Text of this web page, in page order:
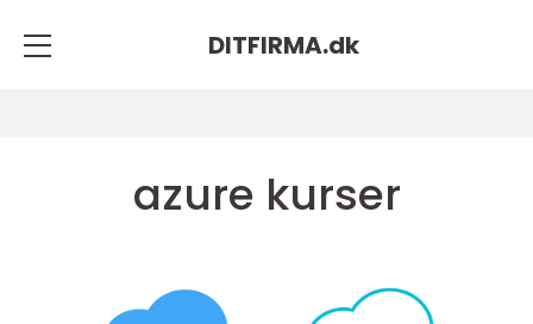
DITFIRMA.dk
azure kurser